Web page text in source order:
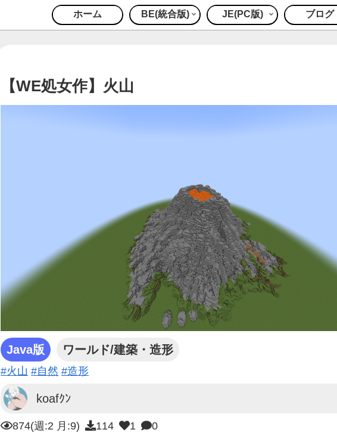
ホーム BE(統合版) JE(PC版) ブログ
【WE処女作】火山
Java版 ワールド/建築・造形
#火山 #自然 #造形
koafｸﾝ
874(週:2 月:9) 114 1 0